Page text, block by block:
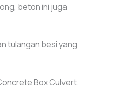
beton ini juga
tulangan besi yang
Box Culvert.